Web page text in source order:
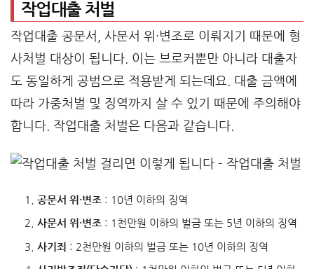
작업대출 처벌
작업대출 공문서, 사문서 위·변조로 이뤄지기 때문에 형
사처벌 대상이 됩니다. 이는 브로커뿐만 아니라 대출자
도 동일하게 공범으로 적용받게 되는데요. 대출 금액에
따라 가중처벌 및 징역까지 살 수 있기 때문에 주의해야
합니다. 작업대출 처벌은 다음과 같습니다.
공문서 위·변조 : 10년 이하의 징역
사문서 위·변조: 1천만원 이하의 벌금 또는 5년 이하의 징역
사기죄 : 2천만원 이하의 벌금 또는 10년 이하의 징역